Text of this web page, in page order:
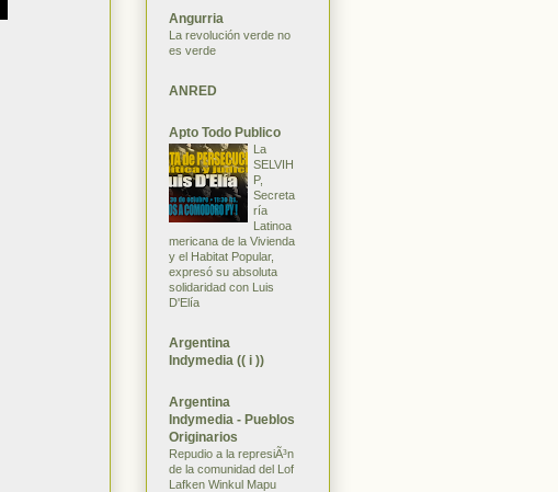
Angurria
La revolución verde no
es verde
ANRED
Apto Todo Publico
La
SELVIH
P,
Secreta
ría
Latinoa
mericana de la Vivienda
y el Habitat Popular,
expresó su absoluta
solidaridad con Luis
D'Elía
Argentina
Indymedia (( i ))
Argentina
Indymedia - Pueblos
Originarios
Repudio a la represiÃ³n
de la comunidad del Lof
Lafken Winkul Mapu